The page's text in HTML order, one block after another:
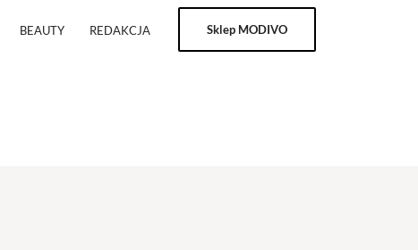
BEAUTY REDAKCJA Sklep MODIVO